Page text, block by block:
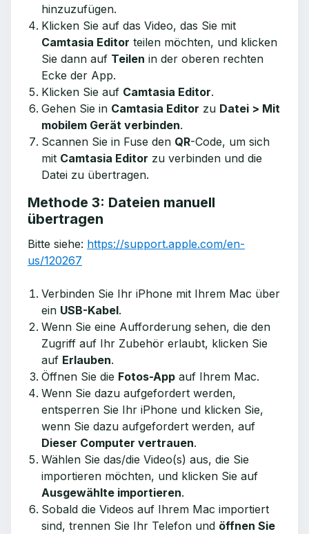
hinzuzufügen.
Klicken Sie auf das Video, das Sie mit
Camtasia Editor teilen möchten, und klicken
Sie dann auf Teilen in der oberen rechten
Ecke der App.
Klicken Sie auf Camtasia Editor.
Gehen Sie in Camtasia Editor zu Datei > Mit
mobilem Gerät verbinden.
Scannen Sie in Fuse den QR-Code, um sich
mit Camtasia Editor zu verbinden und die
Datei zu übertragen.
Methode 3: Dateien manuell
übertragen
Bitte siehe: https://support.apple.com/en-
us/120267
Verbinden Sie Ihr iPhone mit Ihrem Mac über
ein USB-Kabel.
Wenn Sie eine Aufforderung sehen, die den
Zugriff auf Ihr Zubehör erlaubt, klicken Sie
auf Erlauben.
Öffnen Sie die Fotos-App auf Ihrem Mac.
Wenn Sie dazu aufgefordert werden,
entsperren Sie Ihr iPhone und klicken Sie,
wenn Sie dazu aufgefordert werden, auf
Dieser Computer vertrauen.
Wählen Sie das/die Video(s) aus, die Sie
importieren möchten, und klicken Sie auf
Ausgewählte importieren.
Sobald die Videos auf Ihrem Mac importiert
sind, trennen Sie Ihr Telefon und öffnen Sie